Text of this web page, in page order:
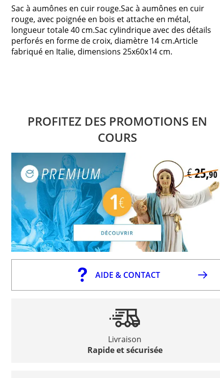
Sac à aumônes en cuir rouge.Sac à aumônes en cuir
rouge, avec poignée en bois et attache en métal,
longueur totale 40 cm.Sac cylindrique avec des détails
perforés en forme de croix, diamètre 14 cm.Article
fabriqué en Italie, dimensions 25x60x14 cm.
PROFITEZ DES PROMOTIONS EN
COURS
AIDE & CONTACT
Livraison
Rapide et sécurisée